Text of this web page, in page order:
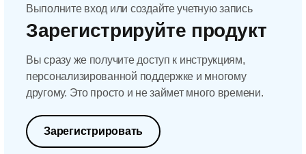
Выполните вход или создайте учетную запись
Зарегистрируйте продукт
Вы сразу же получите доступ к инструкциям,
персонализированной поддержке и многому
другому. Это просто и не займет много времени.
Зарегистрировать